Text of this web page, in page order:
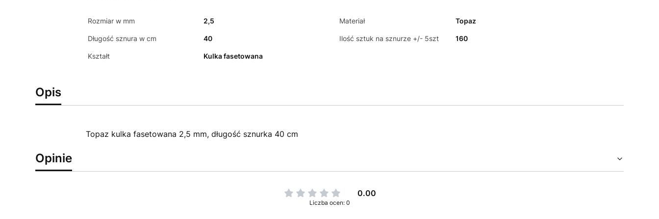
Rozmiar w mm 2,5 Materiał Topaz
Długość sznura w cm 40 Ilość sztuk na sznurze +/- 5szt 160
Kształt Kulka fasetowana
Opis
Topaz kulka fasetowana 2,5 mm, długość sznurka 40 cm
Opinie
0.00
Liczba ocen: 0